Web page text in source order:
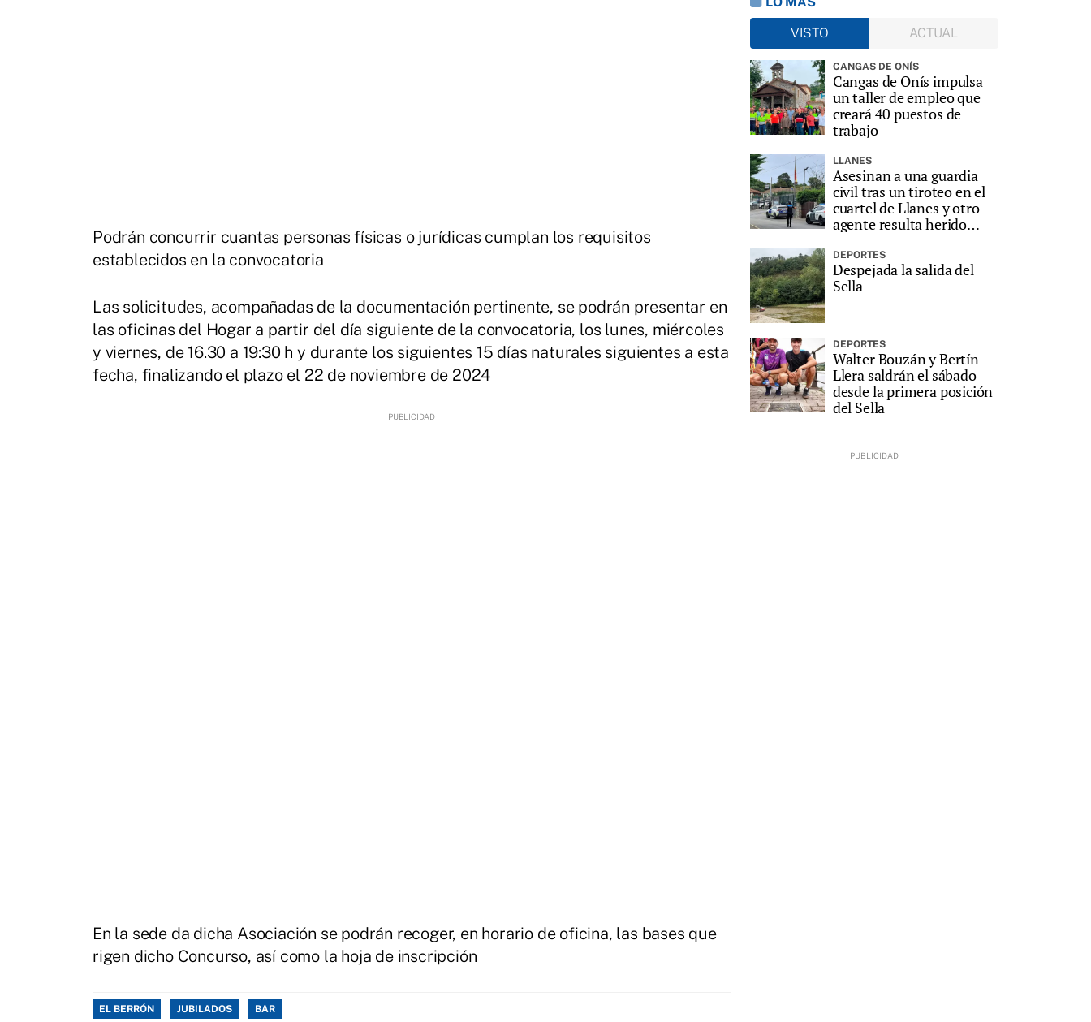
Podrán concurrir cuantas personas físicas o jurídicas cumplan los requisitos
establecidos en la convocatoria
Las solicitudes, acompañadas de la documentación pertinente, se podrán presentar en
las oficinas del Hogar a partir del día siguiente de la convocatoria, los lunes, miércoles
y viernes, de 16.30 a 19:30 h y durante los siguientes 15 días naturales siguientes a esta
fecha, finalizando el plazo el 22 de noviembre de 2024
En la sede da dicha Asociación se podrán recoger, en horario de oficina, las bases que
rigen dicho Concurso, así como la hoja de inscripción
EL BERRÓN JUBILADOS BAR
VISTO
ACTUAL
CANGAS DE ONÍS
Cangas de Onís impulsa
un taller de empleo que
creará 40 puestos de
trabajo
LLANES
Asesinan a una guardia
civil tras un tiroteo en el
cuartel de Llanes y otro
agente resulta herido
DEPORTES
Despejada la salida del
Sella
DEPORTES
Walter Bouzán y Bertín
Llera saldrán el sábado
desde la primera posición
del Sella